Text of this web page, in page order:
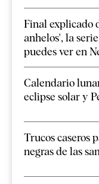
Final explicado
anhelos', la
puedes ver en
Calendario
eclipse solar y
Trucos caseros
negras de las